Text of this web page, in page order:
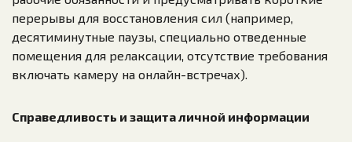
перерывы для восстановления сил (например,
десятиминутные паузы, специально отведенные
помещения для релаксации, отсутствие требования
включать камеру на онлайн-встречах).
Справедливость и защита личной информации